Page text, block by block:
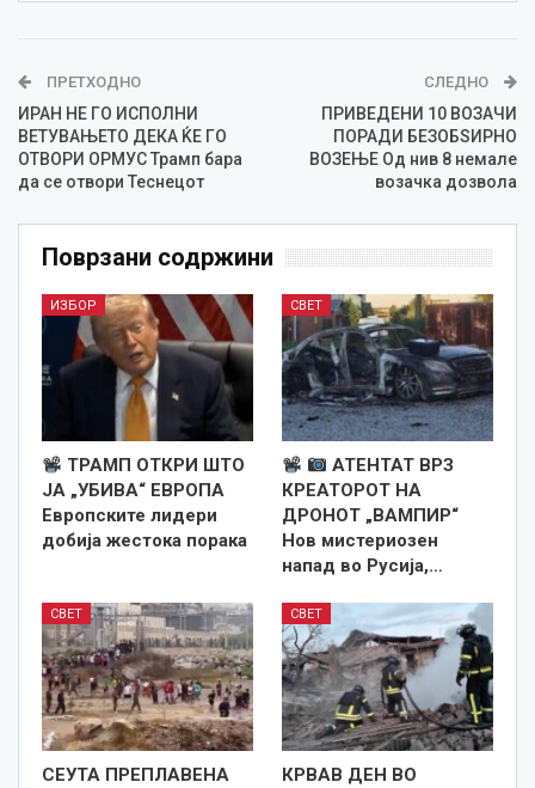
ПРЕТХОДНО
ИРАН НЕ ГО ИСПОЛНИ
ВЕТУВАЊЕТО ДЕКА ЌЕ ГО
ОТВОРИ ОРМУС Трамп бара
да се отвори Теснецот
СЛЕДНО
ПРИВЕДЕНИ 10 ВОЗАЧИ
ПОРАДИ БЕЗОБЅИРНО
ВОЗЕЊЕ Од нив 8 немале
возачка дозвола
Поврзани содржини
ИЗБОР
ТРАМП ОТКРИ ШТО
ЈА „УБИВА“ ЕВРОПА
Европските лидери
добија жестока порака
СВЕТ
АТЕНТАТ ВРЗ
КРЕАТОРОТ НА
ДРОНОТ „ВАМПИР“
Нов мистериозен
напад во Русија,…
СВЕТ
СЕУТА ПРЕПЛАВЕНА
СВЕТ
КРВАВ ДЕН ВО